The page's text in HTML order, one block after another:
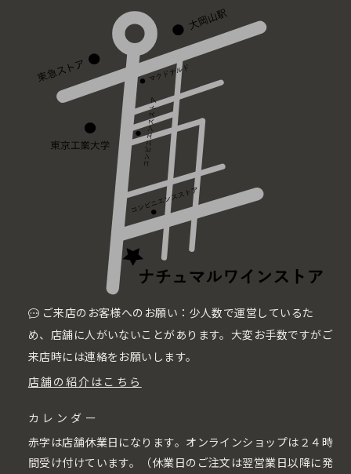
ご来店のお客様へのお願い：少人数で運営しているた
め、店舗に人がいないことがあります。大変お手数ですがご
来店時には連絡をお願いします。
店舗の紹介はこちら
カレンダー
赤字は店舗休業日になります。オンラインショップは２４時
間受け付けています。（休業日のご注文は翌営業日以降に発